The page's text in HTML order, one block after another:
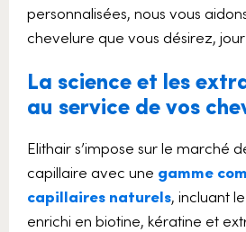
personnalisées, nous vous
chevelure que vous désirez,
La science et les
au service de vos
Elithair s’impose sur le marché
capillaire avec une gamme
capillaires naturels, incluant
enrichi en biotine, kératine et